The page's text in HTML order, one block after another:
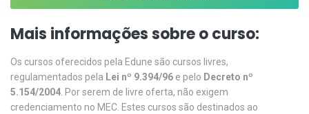
Mais informações sobre o curso:
Os cursos oferecidos pela Edune são cursos livres,
regulamentados pela Lei nº 9.394/96 e pelo Decreto nº
5.154/2004 . Por serem de livre oferta, não exigem
credenciamento no MEC. Estes cursos são destinados ao